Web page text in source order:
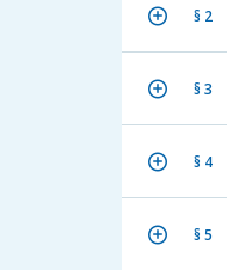
§ 2
§ 3
§ 4
§ 5